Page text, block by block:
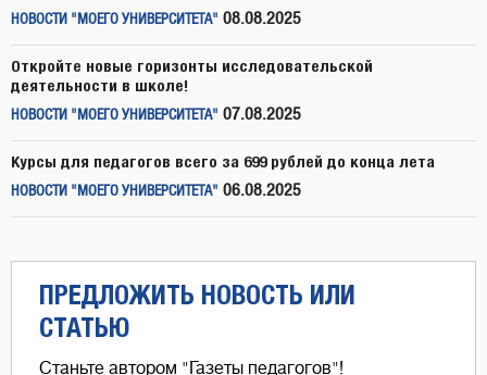
НОВОСТИ "МОЕГО УНИВЕРСИТЕТА" 08.08.2025
Откройте новые горизонты исследовательской
деятельности в школе!
НОВОСТИ "МОЕГО УНИВЕРСИТЕТА" 07.08.2025
Курсы для педагогов всего за 699 рублей до конца лета
НОВОСТИ "МОЕГО УНИВЕРСИТЕТА" 06.08.2025
ПРЕДЛОЖИТЬ НОВОСТЬ ИЛИ
СТАТЬЮ
Станьте автором "Газеты педагогов"!